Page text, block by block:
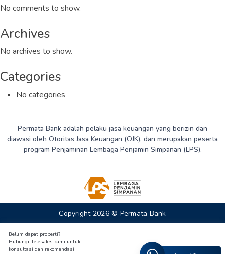
No comments to show.
Archives
No archives to show.
Categories
No categories
Permata Bank adalah pelaku jasa keuangan yang berizin dan
diawasi oleh Otoritas Jasa Keuangan (OJK), dan merupakan peserta
program Penjaminan Lembaga Penjamin Simpanan (LPS).
Copyright 2026 © Permata Bank
Belum dapat properti?
Hubungi Telesales kami untuk
konsultasi dan rekomendasi